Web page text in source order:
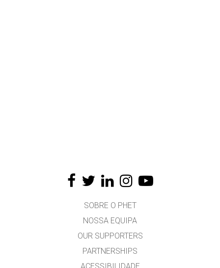
SOBRE O PHET
NOSSA EQUIPA
OUR SUPPORTERS
PARTNERSHIPS